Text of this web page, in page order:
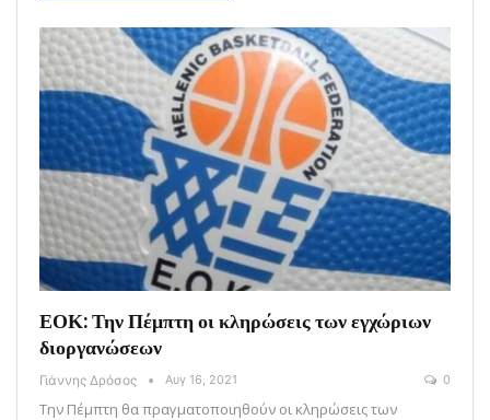
ΕΟΚ: Την Πέμπτη οι κληρώσεις των εγχώριων
διοργανώσεων
Γιάννης Δρόσος Αυγ 16, 2021 0
Την Πέμπτη θα πραγματοποιηθούν οι κληρώσεις των